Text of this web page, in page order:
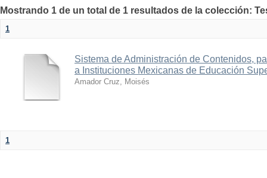
Mostrando 1 de un total de 1 resultados de la colección:
1
Sistema de Administración de Contenidos,
a Instituciones Mexicanas de Educación
Amador Cruz, Moisés
1